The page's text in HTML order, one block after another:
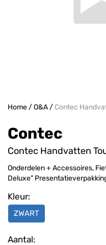
Home/O&A/ Contec
Contec
Contec Handvatten
Onderdelen + Accessoires,
Deluxe"
Kleur:
ZWART
Aantal: